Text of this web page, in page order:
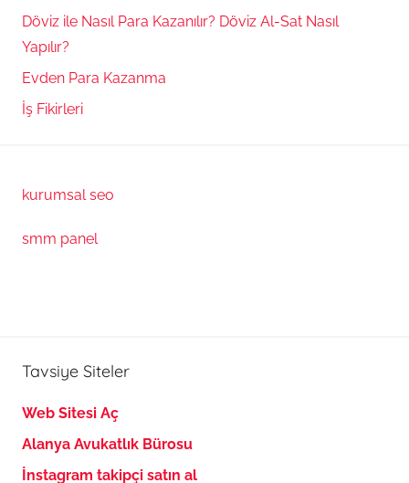
Döviz ile Nasıl Para Kazanılır? Döviz Al-Sat Nasıl
Yapılır?
Evden Para Kazanma
İş Fikirleri
kurumsal seo
smm panel
Tavsiye Siteler
Web Sitesi Aç
Alanya Avukatlık Bürosu
İnstagram takipçi satın al